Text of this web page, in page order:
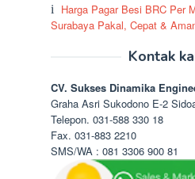
Harga Pagar Besi BRC Per
Surabaya Pakal, Cepat &
Kontak
CV. Sukses Dinamika
Graha Asri Sukodono E-2
Telepon. 031-588 330 18
Fax. 031-883 2210
SMS/WA : 081 3306 900 81